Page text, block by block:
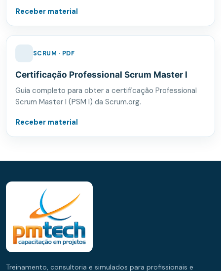
Receber material
SCRUM · PDF
Certificação Professional Scrum Master I
Guia completo para obter a certificação Professional
Scrum Master I (PSM I) da Scrum.org.
Receber material
Treinamento, consultoria e simulados para profissionais e